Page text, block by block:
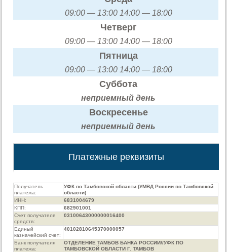
09:00 — 13:00 14:00 — 18:00
Четверг
09:00 — 13:00 14:00 — 18:00
Пятница
09:00 — 13:00 14:00 — 18:00
Суббота
неприемный день
Воскресенье
неприемный день
Платежные реквизиты
Получатель
платежа:
УФК по Тамбовской области (УМВД России по Тамбовской
области)
ИНН:
6831004679
КПП:
682901001
Счет получателя
средств:
03100643000000016400
Единый
казначейский счет:
40102810645370000057
Банк получателя
платежа:
ОТДЕЛЕНИЕ ТАМБОВ БАНКА РОССИИ//УФК ПО
ТАМБОВСКОЙ ОБЛАСТИ Г. ТАМБОВ